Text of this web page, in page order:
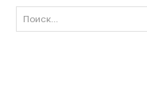
Поиск...